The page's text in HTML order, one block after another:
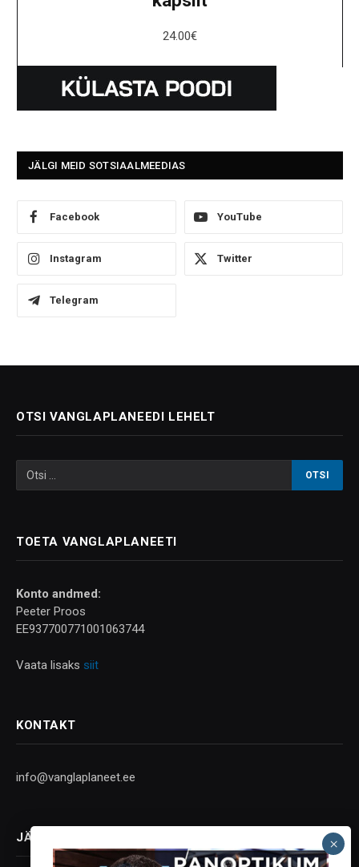
24.00€
JÄLGI MEID SOTSIAALMEEDIAS
Facebook YouTube
Instagram Twitter
Telegram
OTSI VANGLAPLANEEDI LEHELT
TOETA VANGLAPLANEETI
Konto andmed:
Peeter Proos
EE937700771001063744
Vaata lisaks siit
KONTAKT
info@vanglaplaneet.ee
JÄLGI SOTSIAALMEEDIAS